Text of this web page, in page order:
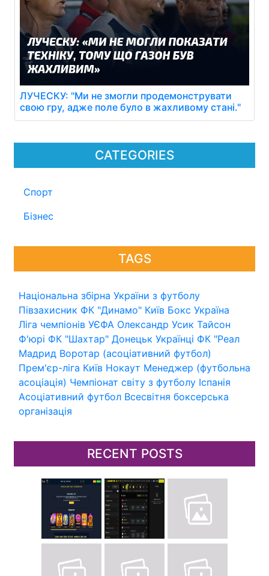
CATEGORIES
Спорт
Бізнес
TAGS
Національна збірна України з футболу
Півзахисник ФК "Динамо" Київ Бокс Україна
Ліга чемпіонів УЄФА Олександр Усик Тайсон
Ф'юрі ФК "Шахтар" Донецьк Українці ФК "Реал
Мадрид Воротар (асоціативний футбол)
Прем'єр-ліга Київ Нокаут Менеджер (футбольна
асоціація) Чемпіонат світу з футболу Іспанія
Асоціативний футбол Всесвітня боксерська
організація
RECENT POSTS
ЛУЧЕСКУ: "Ми не змогли продемонструвати
свою гру, адже поле було в жахливому стані."